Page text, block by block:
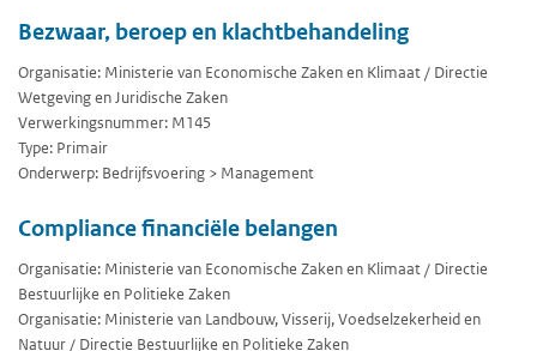
Bezwaar, beroep en klachtbehandeling
Organisatie: Ministerie van Economische Zaken en Klimaat / Directie
Wetgeving en Juridische Zaken
Verwerkingsnummer: M145
Type: Primair
Onderwerp: Bedrijfsvoering > Management
Compliance financiële belangen
Organisatie: Ministerie van Economische Zaken en Klimaat / Directie
Bestuurlijke en Politieke Zaken
Organisatie: Ministerie van Landbouw, Visserij, Voedselzekerheid en
Natuur / Directie Bestuurlijke en Politieke Zaken